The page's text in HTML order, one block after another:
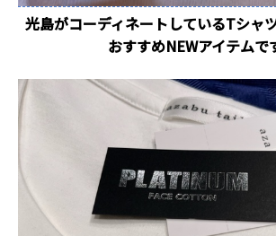
光島がコーディネートしているTシャ
おすすめNEWアイテムで